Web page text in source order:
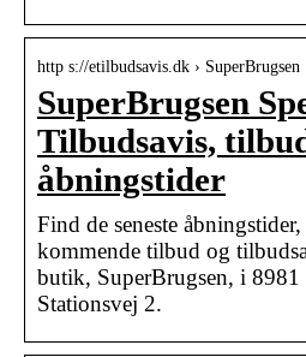
http s://etilbudsavis.dk › SuperBrugsen
SuperBrugsen
Tilbudsavis,
åbningstider
Find de seneste
kommende tilbud og
butik, SuperBrugsen, i 8981
Stationsvej 2.